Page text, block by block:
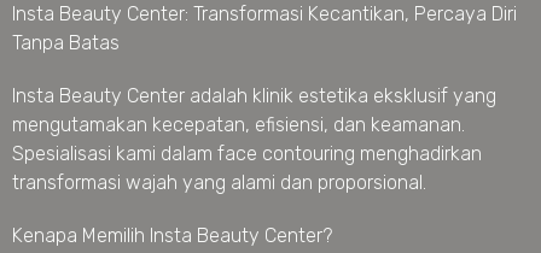
Insta Beauty Center: Transformasi Kecantikan, Percaya Diri
Tanpa Batas
Insta Beauty Center adalah klinik estetika eksklusif yang
mengutamakan kecepatan, efisiensi, dan keamanan.
Spesialisasi kami dalam face contouring menghadirkan
transformasi wajah yang alami dan proporsional.
Kenapa Memilih Insta Beauty Center?